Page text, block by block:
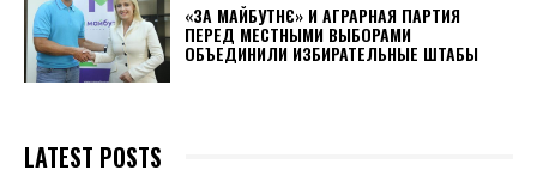
«ЗА МАЙБУТНЄ» И АГРАРНАЯ ПАРТИЯ
ПЕРЕД МЕСТНЫМИ ВЫБОРАМИ
ОБЪЕДИНИЛИ ИЗБИРАТЕЛЬНЫЕ ШТАБЫ
LATEST POSTS